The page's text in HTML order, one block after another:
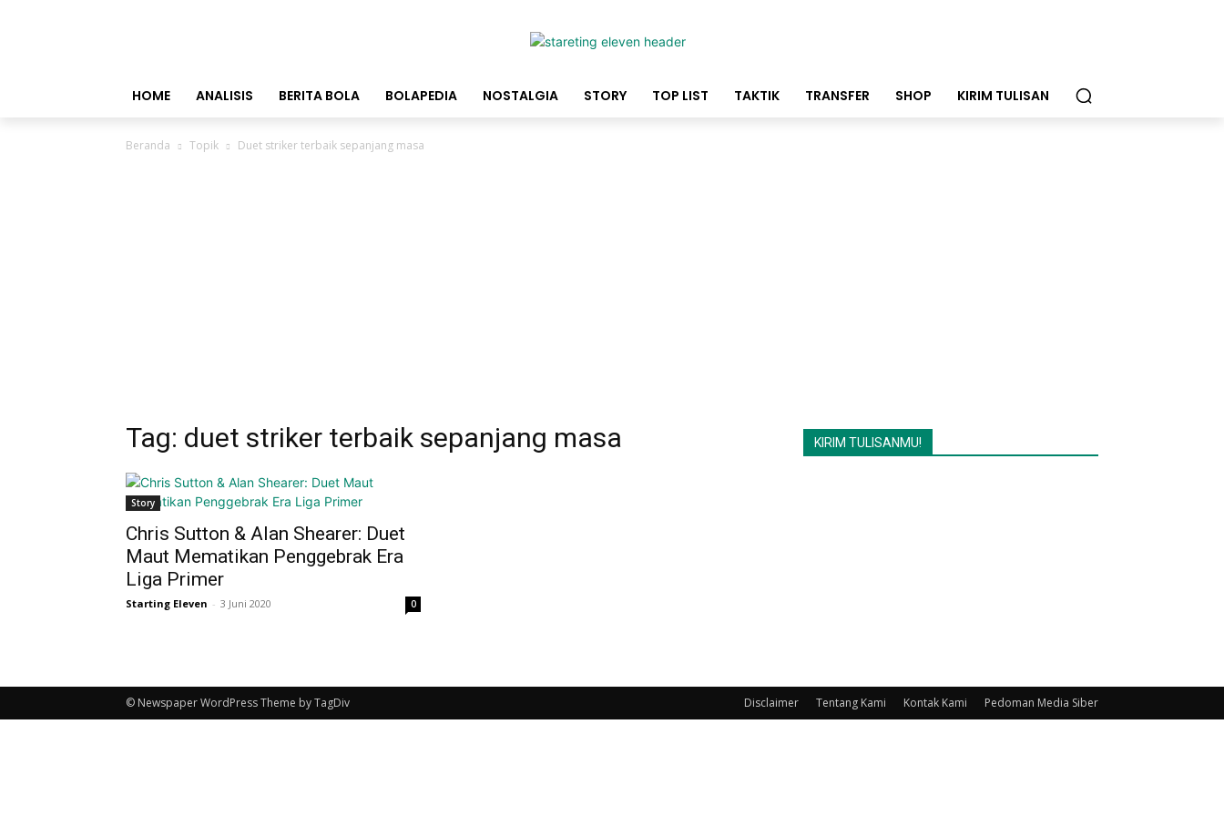
HOME ANALISIS BERITA BOLA BOLAPEDIA NOSTALGIA STORY TOP LIST TAKTIK TRANSFER SHOP KIRIM TULISAN
Beranda Topik Duet striker terbaik sepanjang masa
Tag: duet striker terbaik sepanjang masa
Story
Chris Sutton & Alan Shearer: Duet
Maut Mematikan Penggebrak Era
Liga Primer
Starting Eleven - 3 Juni 2020 0
KIRIM TULISANMU!
Disclaimer Tentang Kami Kontak Kami Pedoman Media Siber
© Newspaper WordPress Theme by TagDiv